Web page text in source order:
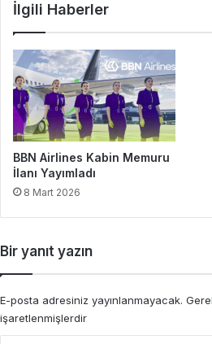
İlgili Haberler
BBN Airlines Kabin Memuru
İlanı Yayımladı
8 Mart 2026
Bir yanıt yazın
E-posta adresiniz yayınlanmayacak.
işaretlenmişlerdir